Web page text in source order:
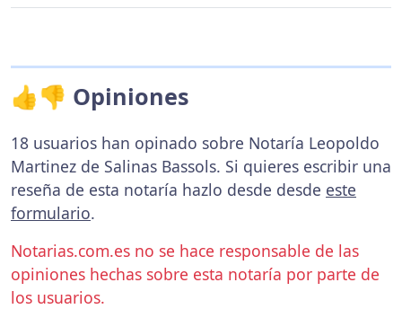
👍👎 Opiniones
18 usuarios han opinado sobre Notaría Leopoldo
Martinez de Salinas Bassols. Si quieres escribir una
reseña de esta notaría hazlo desde desde este
formulario.
Notarias.com.es no se hace responsable de las
opiniones hechas sobre esta notaría por parte de
los usuarios.